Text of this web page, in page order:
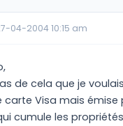
04-2004 10:15 am
de cela que je
carte Visa mais émise
cumule les